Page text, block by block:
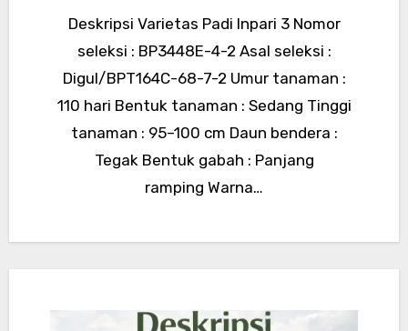
Deskripsi Varietas Padi Inpari 3 Nomor
seleksi : BP3448E-4-2 Asal seleksi :
Digul/BPT164C-68-7-2 Umur tanaman :
110 hari Bentuk tanaman : Sedang Tinggi
tanaman : 95–100 cm Daun bendera :
Tegak Bentuk gabah : Panjang
ramping Warna…